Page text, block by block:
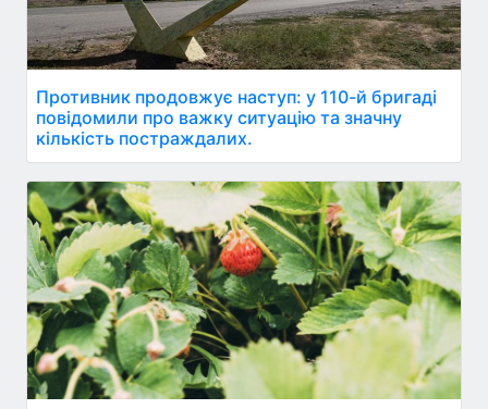
Противник продовжує наступ: у 110-й бригаді
повідомили про важку ситуацію та значну
кількість постраждалих.